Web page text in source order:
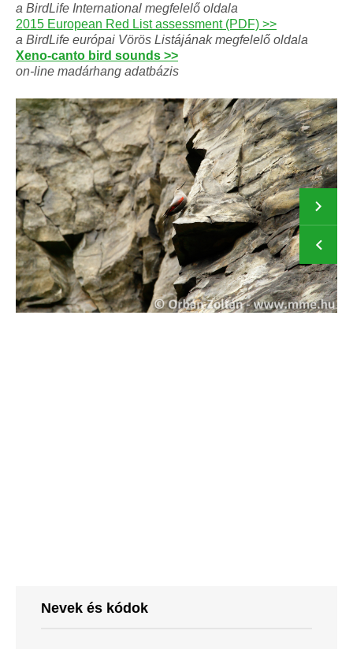
a BirdLife International megfelelő oldala
2015 European Red List assessment (PDF) >>
a BirdLife európai Vörös Listájának megfelelő oldala
Xeno-canto bird sounds >>
on-line madárhang adatbázis
Nevek és kódok